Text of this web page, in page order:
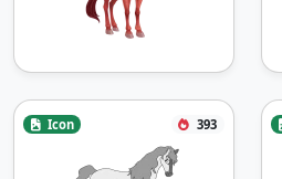
Icon 393